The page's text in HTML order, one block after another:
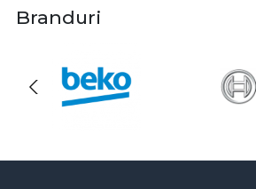
Branduri